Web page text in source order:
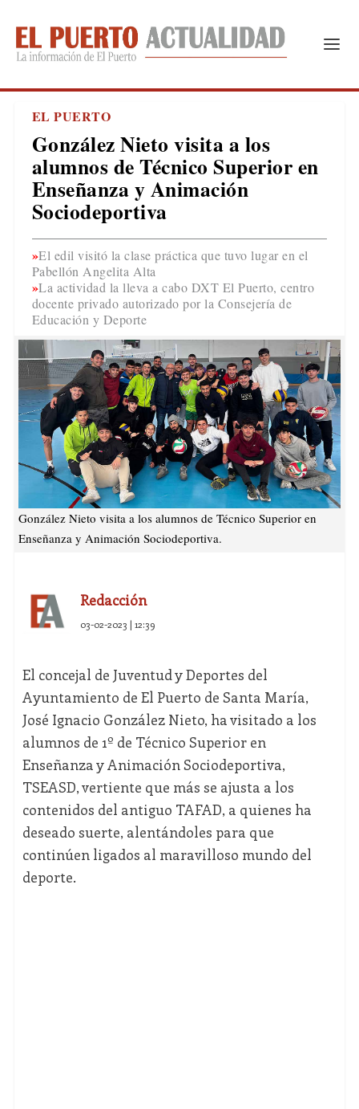
EL PUERTO
González Nieto visita a los
alumnos de Técnico Superior en
Enseñanza y Animación
Sociodeportiva
El edil visitó la clase práctica que tuvo lugar en el
Pabellón Angelita Alta
La actividad la lleva a cabo DXT El Puerto, centro
docente privado autorizado por la Consejería de
Educación y Deporte
González Nieto visita a los alumnos de Técnico Superior en
Enseñanza y Animación Sociodeportiva.
Redacción
03-02-2023 | 12:39
El concejal de Juventud y Deportes del
Ayuntamiento de El Puerto de Santa María,
José Ignacio González Nieto, ha visitado a los
alumnos de 1º de Técnico Superior en
Enseñanza y Animación Sociodeportiva,
TSEASD, vertiente que más se ajusta a los
contenidos del antiguo TAFAD, a quienes ha
deseado suerte, alentándoles para que
continúen ligados al maravilloso mundo del
deporte.